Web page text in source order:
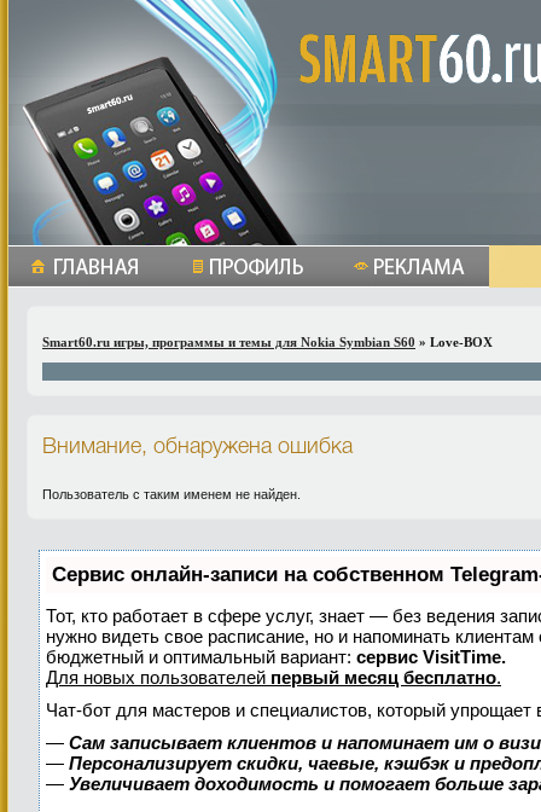
Smart60.ru игры, программы и темы для Nokia Symbian S60 » Love-BOX
Внимание, обнаружена ошибка
Пользователь с таким именем не найден.
Сервис онлайн-записи на собственном
Тот, кто работает в сфере услуг, знает — без ведения
нужно видеть свое расписание, но и напоминать
бюджетный и оптимальный вариант: сервис VisitTime.
Для новых пользователей первый месяц бесплатно.
Чат-бот для мастеров и специалистов, который упрощает
— Сам записывает клиентов и напоминает им о
— Персонализирует скидки, чаевые, кэшбэк и
— Увеличивает доходимость и помогает больше